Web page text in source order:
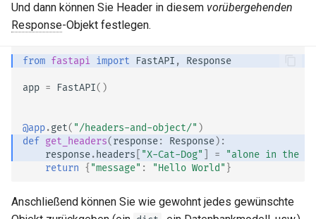
Body – Verschachtelte
Beispiel-Request-Daten
Zusätzliche Datentypen
Cookie-Parameter
Header-Parameter
Statische Assets der
Dokumentationsoberfläche
Swagger-Oberfläche
konfigurieren
Eine Datenbank testen
Alte 403-
Statuscodes verwenden
Request class
HTTPConnection class
Custom Response Classes -
File, HTML, Redirect,
Und dann können Sie Header in diesem vorübergehenden
Response-Objekt festlegen.
from fastapi import FastAPI , Response
app = FastAPI()
@app.get( "/headers-and-object/" )
def get_headers(response: Response):
response. headers "X-Cat-Dog" =
"alone in the
return { "message" : "Hello World" }
Anschließend können Sie wie gewohnt jedes gewünschte